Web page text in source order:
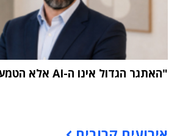
"האתגר הגדול אינו ה-AI אלא הטמעתה בארגון"